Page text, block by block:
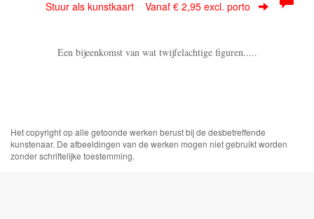
Stuur als kunstkaart Vanaf € 2,95 excl. porto
Een bijeenkomst van wat twijfelachtige figuren.....
Het copyright op alle getoonde werken berust bij de desbetreffende
kunstenaar. De afbeeldingen van de werken mogen niet gebruikt worden
zonder schriftelijke toestemming.